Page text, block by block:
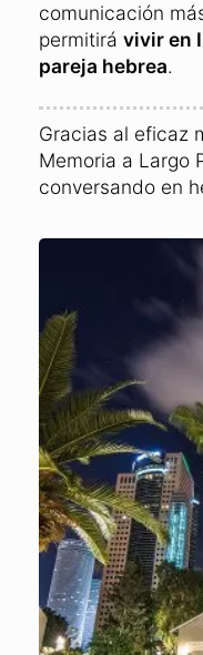
Con el curso
lenguaje
sino que
comunicación
permitirá vivir en
pareja hebrea.
Gracias al eficaz
Memoria a Largo
conversando en